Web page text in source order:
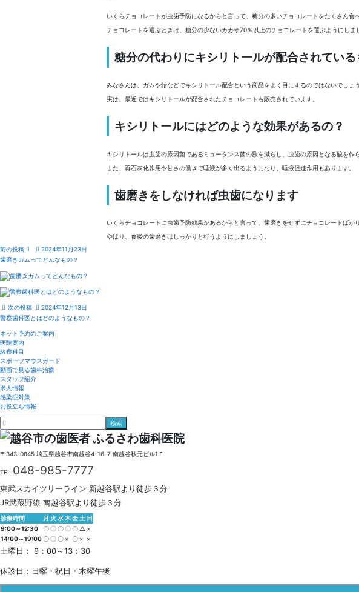
いくらチョコレートが虫歯予防になるからと言って、糖分の多いチョコレートをたくさん食
チョコレートを選ぶときは、糖分の少ないカカオ70％以上のチョコレートを選ぶようにしま
糖分の代わりにキシリトールが配合されている
みなさんは、ガムや飴などでキシリトール配合という商品をよく目にするのではないでしょう
実は、最近ではキシリトールが配合されたチョコレートも販売されています。
キシリトールにはどのような効果があるの？
キシリトールは虫歯の原因菌であるミュータンス菌の数を減らし、虫歯の原因となる酸を作
また、再石灰化作用や甘さの働きで唾液が多く出るようになり、唾液促進作用もあります。
歯磨きをしなければ虫歯になります
いくらチョコレートに虫歯予防効果があるからと言って、歯磨きをせずにチョコレートばか
やはり、食後の歯磨きはしっかりと行うようにしましょう。
前の投稿
2024年11月23日
歯磨きガムってどんなもの？
次の投稿
2024年12月13日
警察歯科医とはどのようなもの？
ネット予約のご案内
医院案内
診察科目
スポーツマウスガード
動画で見る歯科治療
スタッフ紹介
求人情報
感染症対策
お役立ち情報
〒343-0845 埼玉県越谷市南越谷4-16-7 南越谷秋元ビル1Ｆ
TEL.048-985-7777
東武スカイツリーライン 新越谷駅より徒歩３分
JR武蔵野線 南越谷駅より徒歩３分
診療時間 月 火 水木金土 日
9:00～12:30
〇〇〇〇〇△ ×
14:00～19:00〇〇〇 × 〇 × ×
土曜日： 9：00～13：30
休診日：日曜・祝日・木曜午後